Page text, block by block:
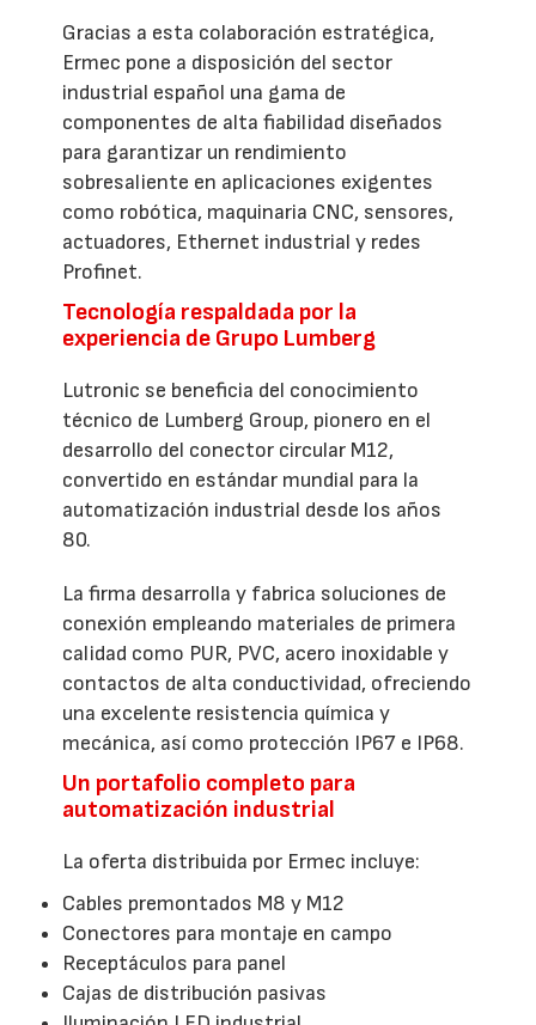
Gracias a esta colaboración estratégica,
Ermec pone a disposición del sector
industrial español una gama de
componentes de alta fiabilidad diseñados
para garantizar un rendimiento
sobresaliente en aplicaciones exigentes
como robótica, maquinaria CNC, sensores,
actuadores, Ethernet industrial y redes
Profinet.
Tecnología respaldada por la
experiencia de Grupo Lumberg
Lutronic se beneficia del conocimiento
técnico de Lumberg Group, pionero en el
desarrollo del conector circular M12,
convertido en estándar mundial para la
automatización industrial desde los años
80.
La firma desarrolla y fabrica soluciones de
conexión empleando materiales de primera
calidad como PUR, PVC, acero inoxidable y
contactos de alta conductividad, ofreciendo
una excelente resistencia química y
mecánica, así como protección IP67 e IP68.
Un portafolio completo para
automatización industrial
La oferta distribuida por Ermec incluye:
Cables premontados M8 y M12
Conectores para montaje en campo
Receptáculos para panel
Cajas de distribución pasivas